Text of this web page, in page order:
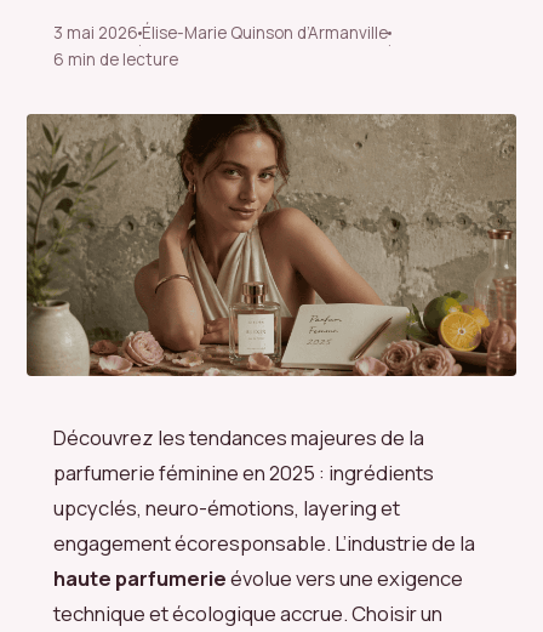
3 mai 2026
·
Élise-Marie Quinson d’Armanville
·
6 min de lecture
Découvrez les tendances majeures de la
parfumerie féminine en 2025 : ingrédients
upcyclés, neuro-émotions, layering et
engagement écoresponsable. L’industrie de la
haute parfumerieévolue vers une exigence
technique et écologique accrue. Choisir un